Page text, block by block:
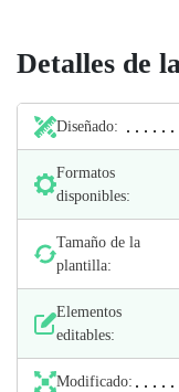
Detalles de
Diseñado:
Formatos
disponibles:
Tamaño de la
plantilla:
Elementos
editables:
Modificado: